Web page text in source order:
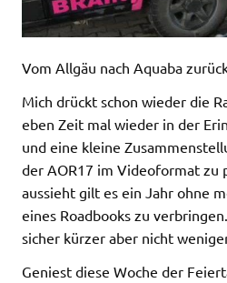
Vom Allgäu nach Aquaba
Mich drückt schon wieder die
eben Zeit mal wieder in der
und eine kleine
der AOR17 im Videoformat zu
aussieht gilt es ein Jahr ohne
eines Roadbooks zu
sicher kürzer aber nicht
Geniest diese Woche der